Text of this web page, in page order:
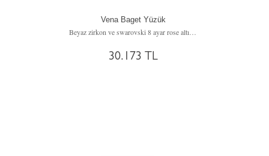
Vena Baget Yüzük
30.173 TL